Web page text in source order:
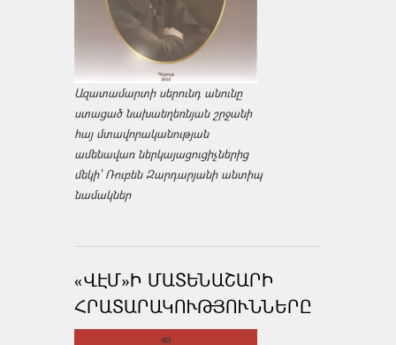
Ազատամարտի սերունդ անունը
ստացած նախաեղեռնյան շրջանի
հայ մտավորականության
ամենավառ ներկայացուցիչներից
մեկի՝ Ռուբեն Զարդարյանի անտիպ
նամակներ
«ՎԷՄ»Ի ՄԱՏԵՆԱՇԱՐԻ
ՀՐԱՏԱՐԱԿՈՒԹՅՈՒՆՆԵՐԸ